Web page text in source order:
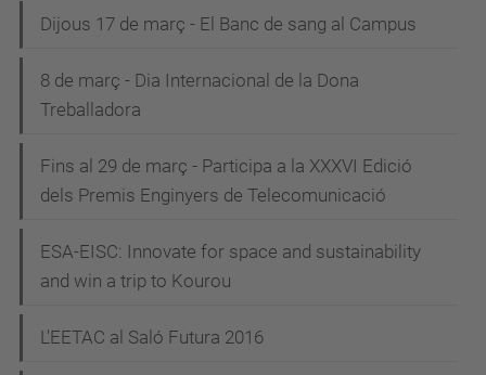
Dijous 17 de març - El Banc de sang al Campus
8 de març - Dia Internacional de la Dona
Treballadora
Fins al 29 de març - Participa a la XXXVI Edició
dels Premis Enginyers de Telecomunicació
ESA-EISC: Innovate for space and sustainability
and win a trip to Kourou
L'EETAC al Saló Futura 2016